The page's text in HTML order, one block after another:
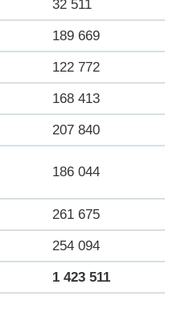
32 511
189 669
122 772
168 413
207 840
186 044
261 675
254 094
1 423 511